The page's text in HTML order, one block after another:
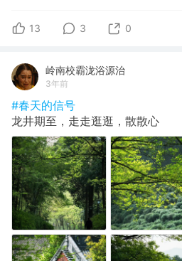
13 3 0
岭南校霸泷浴源治
3年前
#春天的信号
龙井期至，走走逛逛，散散心